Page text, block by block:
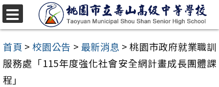
跳
至
主
要
內
首頁 > 校園公告 > 最新消息 > 桃園市政府就業職訓
服務處「115年度強化社會安全網計畫成長團體課
程」
選
單